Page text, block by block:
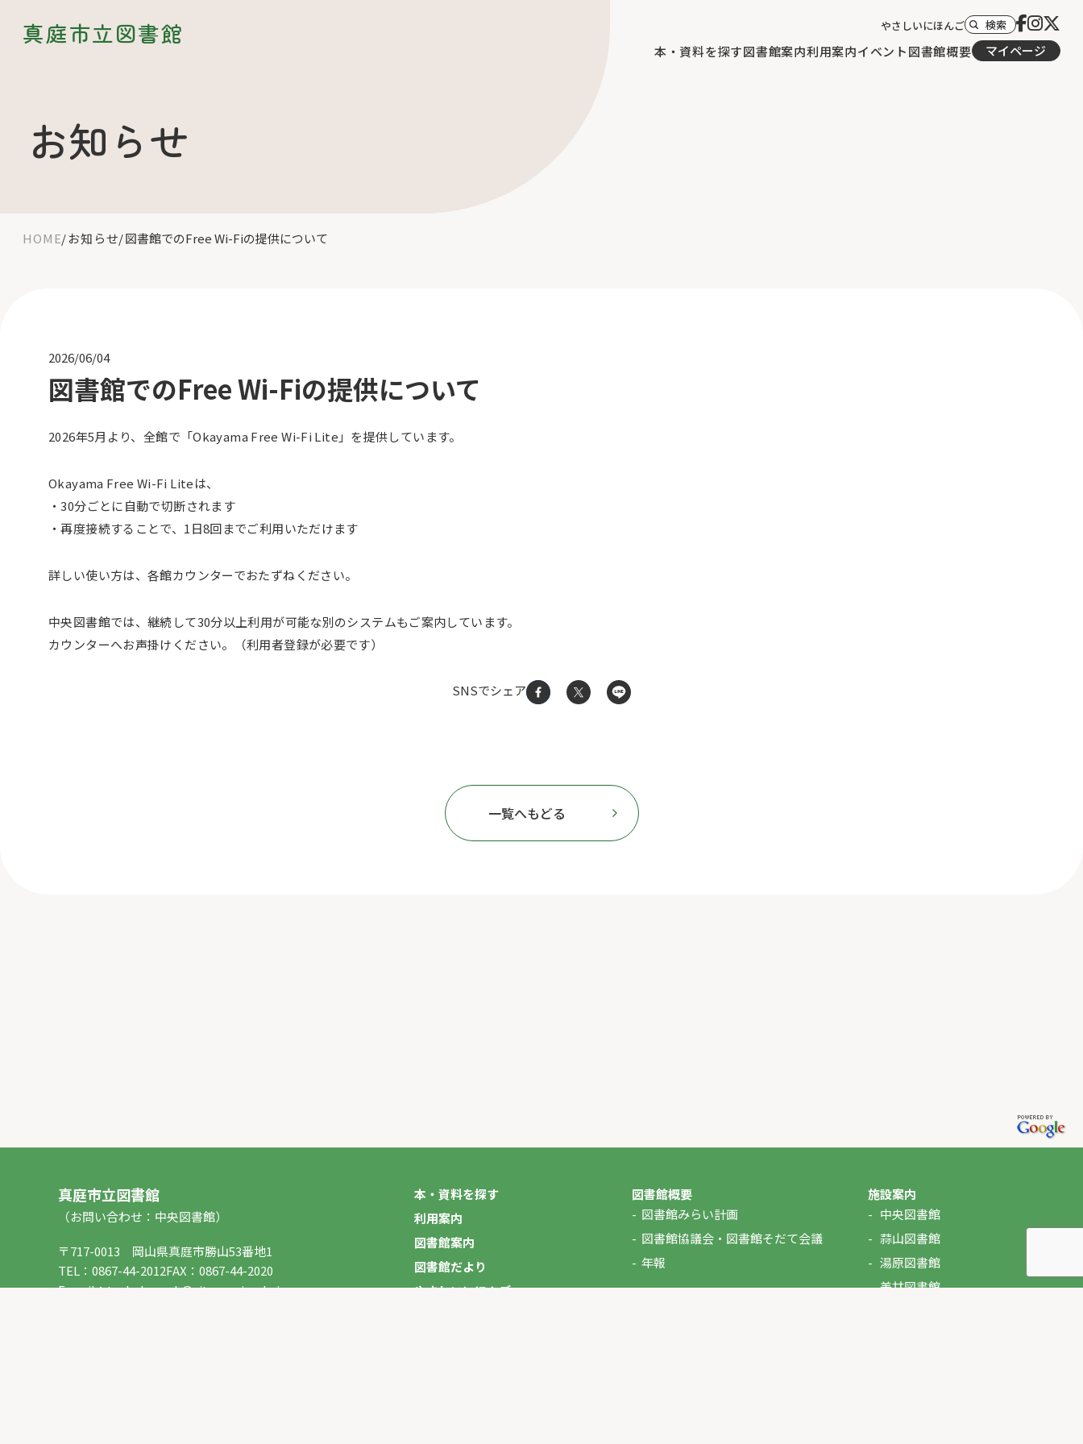
真庭市立図書館
本・資料を探す図書館案内利用案内イベント図書館概要 マイページ
やさしいにほんご 検索
お知らせ
HOME お知らせ 図書館でのFree Wi-Fiの提供について
2026/06/04
図書館でのFree Wi-Fiの提供について
2026年5月より、全館で「Okayama Free Wi-Fi Lite」を提供しています。
Okayama Free Wi-Fi Liteは、
・30分ごとに自動で切断されます
・再度接続することで、 1 日8回までご利用いただけます
詳しい使い方は、各館カウンターでおたずねください。
中央図書館では、 継続して30分以上利用が可能な別のシステムもご案内しています。
カウンターへお声掛けください。（利用者登録が必要です）
SNSでシェア
一覧へもどる
真庭市立図書館
（お問い合わせ：中央図書館）
〒717-0013 岡山県真庭市勝山53番地1
TEL： 0867-44-2012FAX：0867-44-2020
E-mail：toshokan_ch@city.maniwa.lg.jp
本・資料を探す
利用案内
図書館案内
図書館だより
やさしいにほんご
図書館概要
図書館みらい計画
図書館協議会・図書館そだて会議
年報
施設案内
中央図書館
蒜山図書館
湯原図書館
美甘図書館